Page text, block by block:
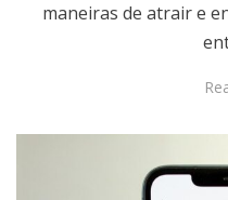
maneiras de atrair e